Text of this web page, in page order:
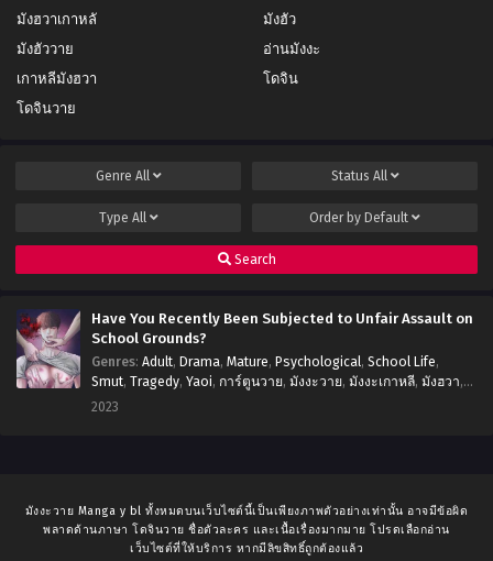
มังฮวาเกาหลั
มังฮัว
มังฮัววาย
อ่านมังงะ
เกาหลีมังฮวา
โดจิน
โดจินวาย
Genre All Status All
Type All Order by Default
Search
Have You Recently Been Subjected to Unfair Assault on
School Grounds?
Genres: Adult, Drama, Mature, Psychological, School Life,
Smut, Tragedy, Yaoi, การ์ตูนวาย, มังงะวาย, มังงะเกาหลี, มังฮวา,
อ่านมังงะ
2023
มังงะวาย Manga y bl ทั้งหมดบนเว็บไซต์นี้เป็นเพียงภาพตัวอย่างเท่านั้น อาจมีข้อผิด
พลาดด้านภาษา โดจินวาย ชื่อตัวละคร และเนื้อเรื่องมากมาย โปรดเลือกอ่าน
เว็บไซต์ที่ให้บริการ หากมีลิขสิทธิ์ถูกต้องแล้ว